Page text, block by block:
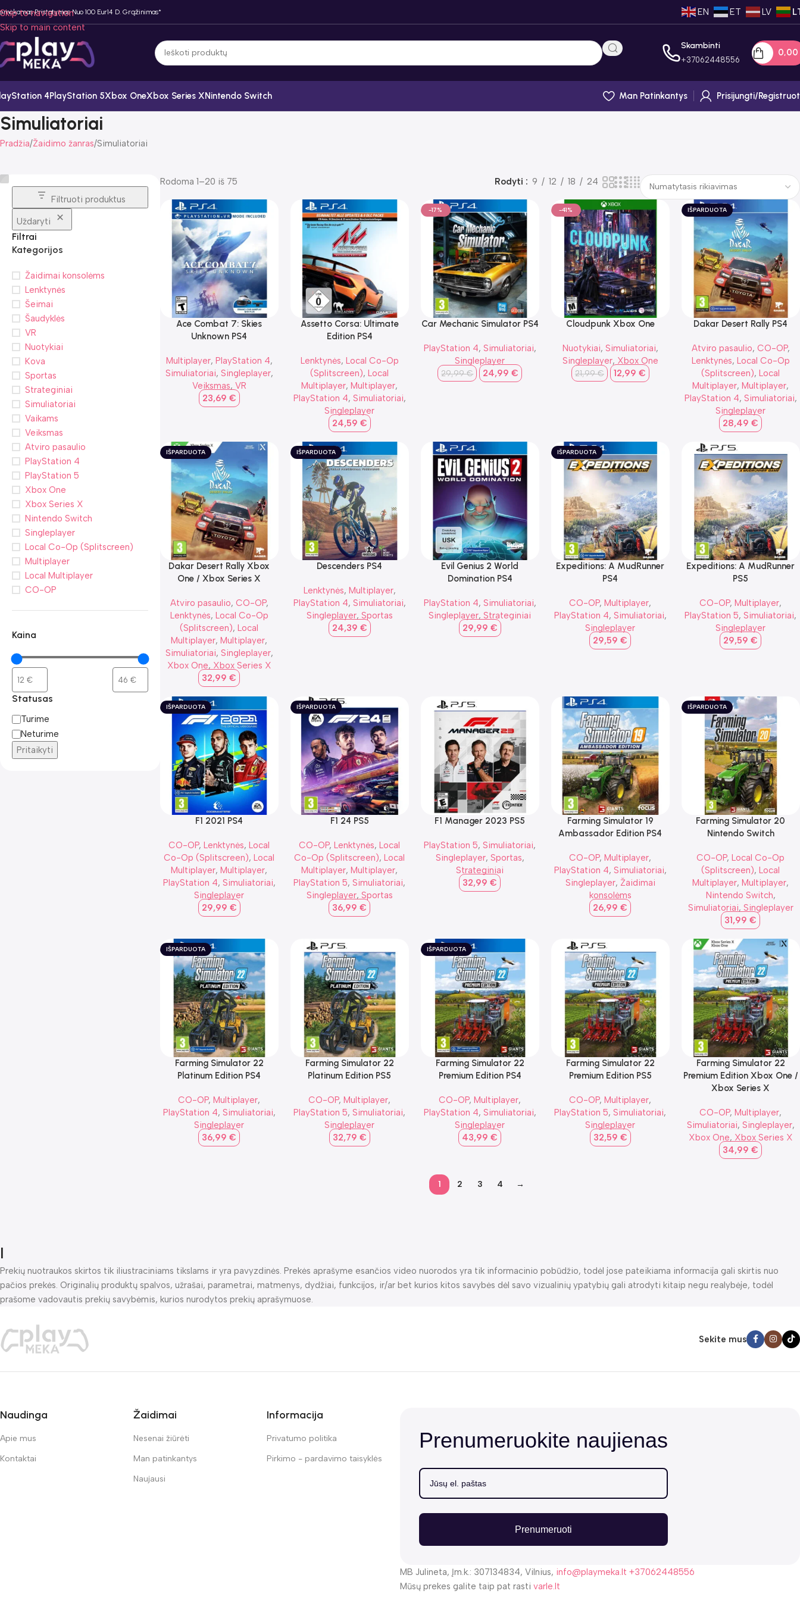
Skip to navigation
Skip to main content
Pristatymas Nuo 100 Eur14 D. Grąžinimas* EN ET LV
Skambinti
+37062448556
0,00
4PlayStation 5Xbox OneXbox Series XNintendo Switch Man Patinkantys Prisijungti/
Simuliatoriai
Pradžia Žaidimo žanras Simuliatoriai
Filtruoti produktus
Uždaryti
Filtrai
Kategorijos
Žaidimai konsolėms
Lenktynės
Šeimai
Šaudyklės
VR
Nuotykiai
Kova
Sportas
Strateginiai
Simuliatoriai
Vaikams
Veiksmas
Atviro pasaulio
PlayStation 4
PlayStation 5
Xbox One
Xbox Series X
Nintendo Switch
Singleplayer
Local Co-Op (Splitscreen)
Multiplayer
Local Multiplayer
CO-OP
Kaina
Statusas
Turime
Neturime
Pritaikyti
Rodoma 1–20 iš 75 Rodyti 9 12 18 24
Ace Combat 7: Skies
Unknown PS4
Multiplayer, PlayStation 4,
Simuliatoriai, Singleplayer,
Veiksmas, VR
23,69 €
Assetto Corsa: Ultimate
Edition PS4
Lenktynės, Local Co-Op
(Splitscreen),Local
Multiplayer,Multiplayer,
PlayStation 4, Simuliatoriai,
Singleplayer
24,59 €
-17%
Car Mechanic Simulator PS4
PlayStation 4, Simuliatoriai,
Singleplayer
29,99€ 24,99€
-41%
Cloudpunk Xbox One
Nuotykiai, Simuliatoriai,
Singleplayer, Xbox One
21,99€ 12,99 €
IŠPARDUOTA
Dakar Desert Rally PS4
Atviro pasaulio, CO-OP,
Lenktynės, Local Co-Op
(Splitscreen),Local
Multiplayer,Multiplayer,
PlayStation 4, Simuliatoriai,
Singleplayer
28,49€
IŠPARDUOTA
Dakar Desert Rally Xbox
One / Xbox Series X
Atviro pasaulio, CO-OP,
Lenktynės, Local Co-Op
(Splitscreen),Local
Multiplayer,Multiplayer,
Simuliatoriai, Singleplayer,
Xbox One, Xbox Series X
32,99€
IŠPARDUOTA
Descenders PS4
Lenktynės, Multiplayer,
PlayStation 4, Simuliatoriai,
Singleplayer, Sportas
24,39 €
Evil Genius 2 World
Domination PS4
PlayStation 4, Simuliatoriai,
Singleplayer,Strateginiai
29,99 €
IŠPARDUOTA
Expeditions: A MudRunner
PS4
CO-OP,Multiplayer,
PlayStation 4, Simuliatoriai,
Singleplayer
29,59€
Expeditions: A MudRunner
PS5
CO-OP,Multiplayer,
PlayStation 5,Simuliatoriai,
Singleplayer
29,59€
IŠPARDUOTA
F1 2021 PS4
CO-OP,Lenktynės,Local
Co-Op (Splitscreen),Local
Multiplayer,Multiplayer,
PlayStation 4, Simuliatoriai,
Singleplayer
29,99 €
IŠPARDUOTA
F1 24 PS5
CO-OP,Lenktynės,Local
Co-Op (Splitscreen),Local
Multiplayer,Multiplayer,
PlayStation 5,Simuliatoriai,
Singleplayer, Sportas
36,99€
F1 Manager 2023 PS5
PlayStation 5,Simuliatoriai,
Singleplayer, Sportas,
Strateginiai
32,99€
Farming Simulator 19
Ambassador Edition PS4
CO-OP,Multiplayer,
PlayStation 4, Simuliatoriai,
Singleplayer, Žaidimai
konsolėms
26,99€
IŠPARDUOTA
Farming Simulator 20
Nintendo Switch
CO-OP,Local Co-Op
(Splitscreen),Local
Multiplayer,Multiplayer,
Nintendo Switch,
Simuliatoriai, Singleplayer
31,99€
IŠPARDUOTA
Farming Simulator 22
Platinum Edition PS4
CO-OP,Multiplayer,
PlayStation 4, Simuliatoriai,
Singleplayer
36,99€
Farming Simulator 22
Platinum Edition PS5
CO-OP,Multiplayer,
PlayStation 5,Simuliatoriai,
Singleplayer
32,79 €
IŠPARDUOTA
Farming Simulator 22
Premium Edition PS4
CO-OP,Multiplayer,
PlayStation 4, Simuliatoriai,
Singleplayer
43,99€
Farming Simulator 22
Premium Edition PS5
CO-OP,Multiplayer,
PlayStation 5,Simuliatoriai,
Singleplayer
32,59 €
Farming Simulator 22
Premium Edition Xbox One /
Xbox Series X
CO-OP,Multiplayer,
Simuliatoriai, Singleplayer,
Xbox One, Xbox Series X
34,99€
1 2 3 4 →
I
Prekių nuotraukos skirtos tik iliustraciniams tikslams ir yra pavyzdinės. Prekės aprašyme esančios video nuorodos yra tik informacinio pobūdžio, todėl jose pateikiama informacija gali skirtis nuo
pačios prekės. Originalių produktų spalvos, užrašai, parametrai, matmenys, dydžiai, funkcijos, ir/ar bet kurios kitos savybės dėl savo vizualinių ypatybių gali atrodyti kitaip negu realybėje, todėl
prašome vadovautis prekių savybėmis, kurios nurodytos prekių aprašymuose.
Sekite mus
Naudinga
Apie mus
Kontaktai
Žaidimai
Nesenai žiūrėti
Man patinkantys
Naujausi
Informacija
Privatumo politika
Pirkimo - pardavimo taisyklės
Prenumeruokite naujienas
Prenumeruoti
MB Julineta, Įm.k.: 307134834, Vilnius, info@playmeka.lt +37062448556
Mūsų prekes galite taip pat rasti varle.lt